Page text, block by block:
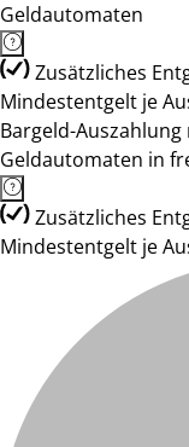
Geldautomaten
Zusätzliches
Mindestentgelt je
Bargeld-
Geldautomaten in
Zusätzliches
Mindestentgelt je